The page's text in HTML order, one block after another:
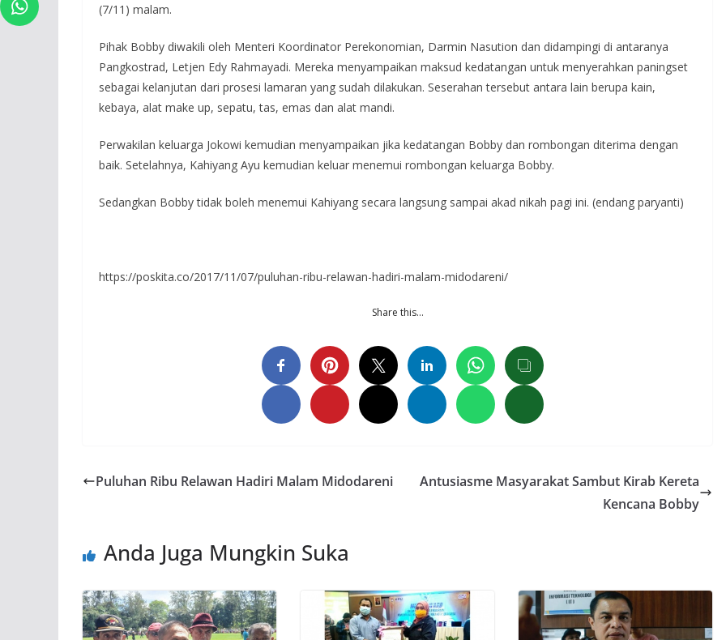
(7/11) malam.
Pihak Bobby diwakili oleh Menteri Koordinator Perekonomian, Darmin Nasution dan didampingi di antaranya
Pangkostrad, Letjen Edy Rahmayadi. Mereka menyampaikan maksud kedatangan untuk menyerahkan paningset
sebagai kelanjutan dari prosesi lamaran yang sudah dilakukan. Seserahan tersebut antara lain berupa kain,
kebaya, alat make up, sepatu, tas, emas dan alat mandi.
Perwakilan keluarga Jokowi kemudian menyampaikan jika kedatangan Bobby dan rombongan diterima dengan
baik. Setelahnya, Kahiyang Ayu kemudian keluar menemui rombongan keluarga Bobby.
Sedangkan Bobby tidak boleh menemui Kahiyang secara langsung sampai akad nikah pagi ini. (endang paryanti)
https://poskita.co/2017/11/07/puluhan-ribu-relawan-hadiri-malam-midodareni/
Share this…
Puluhan Ribu Relawan Hadiri Malam Midodareni
Antusiasme Masyarakat Sambut Kirab Kereta
Kencana Bobby
Anda Juga Mungkin Suka